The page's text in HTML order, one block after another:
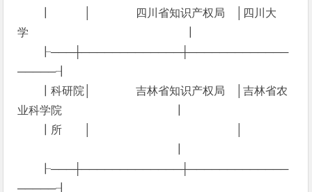
┃ │ 四川省知识产权局 │四川大
学 ┃
┠───┼─────────────┼─────────────
─────┨
┃科研院│ 吉林省知识产权局 │吉林省农
业科学院 ┃
┃所 │ │
┠───┼─────────────┼─────────────
─────┨